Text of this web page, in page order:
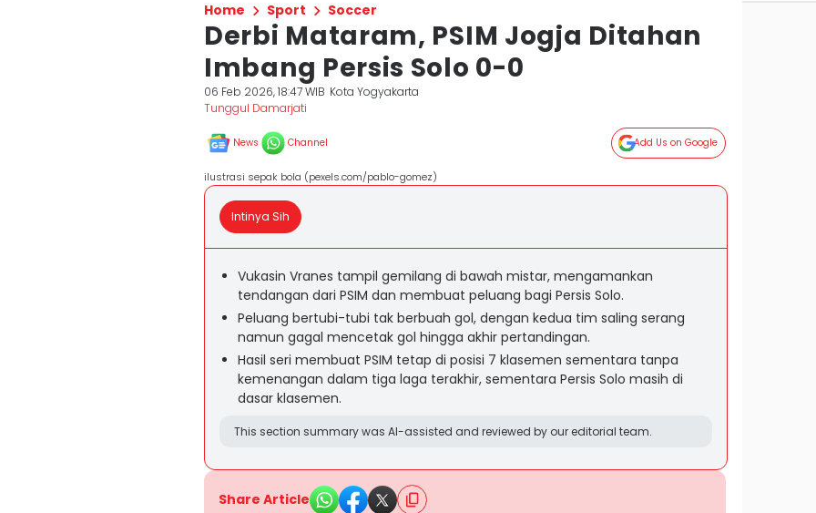
Home Sport Soccer
Derbi Mataram, PSIM Jogja Ditahan
Imbang Persis Solo 0-0
06 Feb 2026, 18:47 WIB Kota Yogyakarta
Tunggul Damarjati
News Channel Add Us on Google
ilustrasi sepak bola (pexels.com/pablo-gomez)
Intinya Sih
Vukasin Vranes tampil gemilang di bawah mistar, mengamankan
tendangan dari PSIM dan membuat peluang bagi Persis Solo.
Peluang bertubi-tubi tak berbuah gol, dengan kedua tim saling serang
namun gagal mencetak gol hingga akhir pertandingan.
Hasil seri membuat PSIM tetap di posisi 7 klasemen sementara tanpa
kemenangan dalam tiga laga terakhir, sementara Persis Solo masih di
dasar klasemen.
This section summary was AI-assisted and reviewed by our editorial team.
Share Article